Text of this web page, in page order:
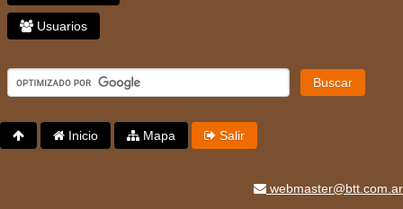
Usuarios
Buscar
Inicio Mapa Salir
webmaster@btt.com.ar